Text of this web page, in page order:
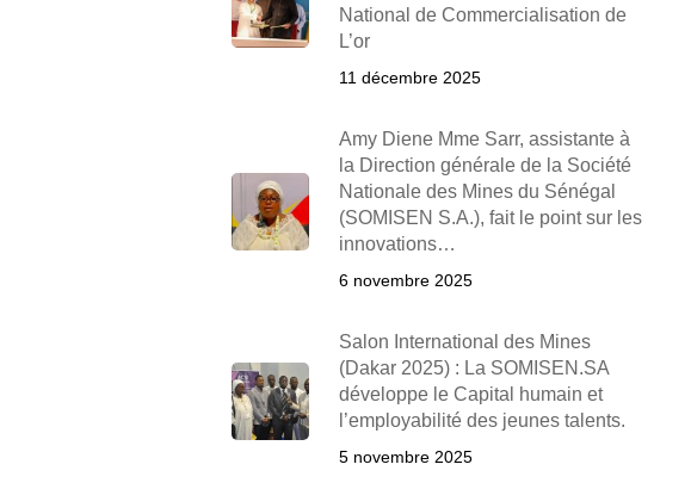
National de Commercialisation de
L’or
11 décembre 2025
Amy Diene Mme Sarr, assistante à
la Direction générale de la Société
Nationale des Mines du Sénégal
(SOMISEN S.A.), fait le point sur les
innovations…
6 novembre 2025
Salon International des Mines
(Dakar 2025) : La SOMISEN.SA
développe le Capital humain et
l’employabilité des jeunes talents.
5 novembre 2025